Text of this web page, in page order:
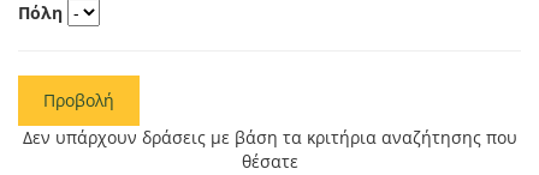
Πόλη
Προβολή
Δεν υπάρχουν δράσεις με βάση τα κριτήρια αναζήτησης που
θέσατε